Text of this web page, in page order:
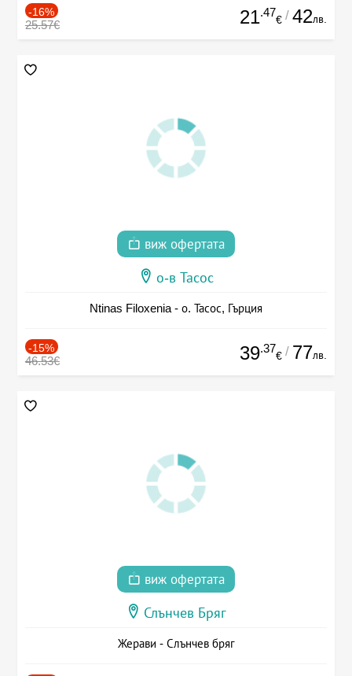
-16%
25.57€ 21.47
€ / 42лв.
виж офертата
о-в Тасос
Ntinas Filoxenia - о. Тасос, Гърция
-15%
46.53€ 39.37
€ / 77лв.
виж офертата
Слънчев Бряг
Жерави - Слънчев бряг